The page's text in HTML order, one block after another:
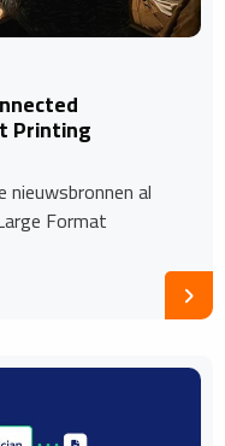
Printing
nieuwsbronnen al
Format